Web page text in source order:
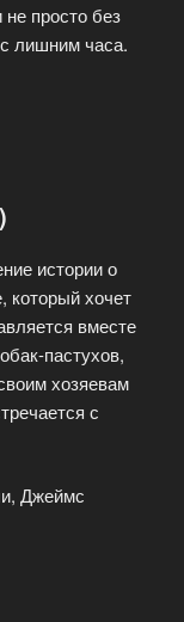
просто без
лишним часа.
истории о
который хочет
вместе
пастухов,
хозяевам
с
Джеймс